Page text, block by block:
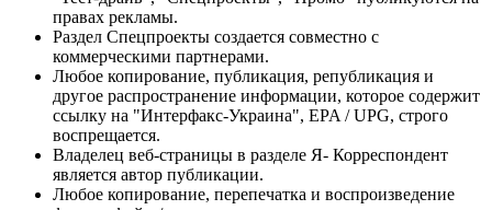
правах рекламы.
Раздел Спецпроекты создается совместно с
коммерческими партнерами.
Любое копирование, публикация, републикация и
другое распространение информации, которое содержит
ссылку на "Интерфакс-Украина", EPA / UPG, строго
воспрещается.
Владелец веб-страницы в разделе Я- Корреспондент
является автор публикации.
Любое копирование, перепечатка и воспроизведение